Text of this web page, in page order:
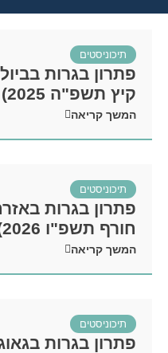
תיכוניסטים
קיץ תשפ"ה 2025)
המשך קריאה
תיכוניסטים
חורף תשפ"ו 2026)
המשך קריאה
תיכוניסטים
פתרון בגרות